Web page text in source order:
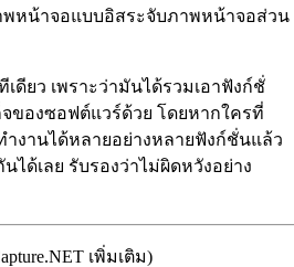
พหน้าจอแบบอิสระจับภาพหน้าจอส่วน
ดียว เพราะว่ามันได้รวมเอาฟังก์ชั่
ของซอฟต์แวร์ด้วย โดยหากใครที่
ำงานได้หลายอย่างหลายฟังก์ชั่นแล้ว
ได้เลย รับรองว่าไม่ผิดหวังอย่าง
เพิ่มเติม)